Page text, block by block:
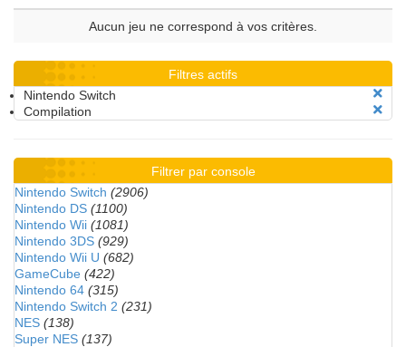
Aucun jeu ne correspond à vos critères.
Filtres actifs
Nintendo Switch
Compilation
Filtrer par console
Nintendo Switch (2906)
Nintendo DS (1100)
Nintendo Wii (1081)
Nintendo 3DS (929)
Nintendo Wii U (682)
GameCube (422)
Nintendo 64 (315)
Nintendo Switch 2 (231)
NES (138)
Super NES (137)